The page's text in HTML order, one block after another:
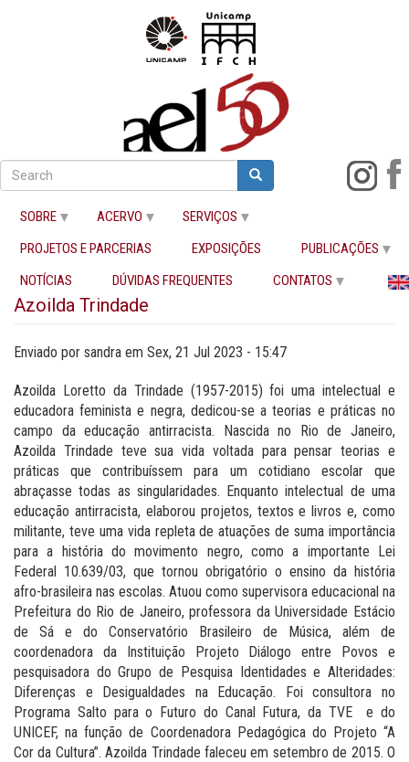
para
o
conteúdo
principal
Buscar
Search Search
SOBRE ACERVO
SERVIÇOS
PROJETOS E PARCERIAS
EXPOSIÇÕES
PUBLICAÇÕES
NOTÍCIAS
DÚVIDAS FREQUENTES CONTATOS
Início Azoilda Trindade
Azoilda Trindade
Enviado por sandra em Sex, 21 Jul 2023 - 15:47
Azoilda Loretto da Trindade (1957-2015) foi uma intelectual e
educadora feminista e negra, dedicou-se a teorias e práticas no
campo da educação antirracista. Nascida no Rio de Janeiro,
Azoilda Trindade teve sua vida voltada para pensar teorias e
práticas que contribuíssem para um cotidiano escolar que
abraçasse todas as singularidades. Enquanto intelectual de uma
educação antirracista, elaborou projetos, textos e livros e, como
militante, teve uma vida repleta de atuações de suma importância
para a história do movimento negro, como a importante Lei
Federal 10.639/03, que tornou obrigatório o ensino da história
afro-brasileira nas escolas. Atuou como supervisora educacional na
Prefeitura do Rio de Janeiro, professora da Universidade Estácio
de Sá e do Conservatório Brasileiro de Música, além de
coordenadora da Instituição Projeto Diálogo entre Povos e
pesquisadora do Grupo de Pesquisa Identidades e Alteridades:
Diferenças e Desigualdades na Educação. Foi consultora no
Programa Salto para o Futuro do Canal Futura, da TVE e do
UNICEF, na função de Coordenadora Pedagógica do Projeto “A
Cor da Cultura”. Azoilda Trindade faleceu em setembro de 2015. O